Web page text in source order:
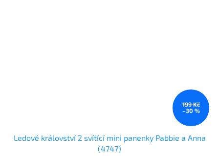
199 Kč
–30 %
Ledové království 2 svítící mini panenky Pabbie a Anna
(4747)